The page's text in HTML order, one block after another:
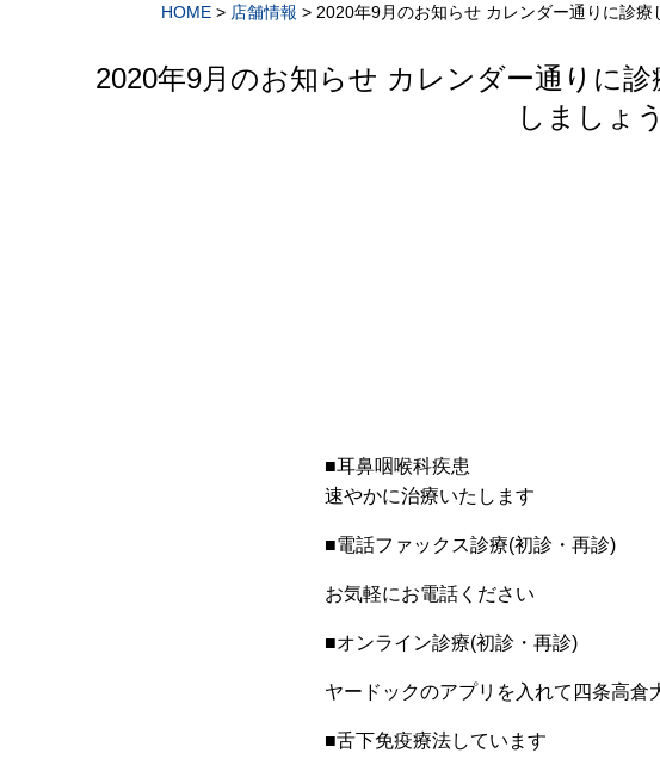
HOME > 店舗情報 > 2020年9月のお知らせ カレンダー通りに診
2020年9月のお知らせ カレンダー通りに
しましょ
■耳鼻咽喉科疾患
速やかに治療いたします
■電話ファックス診療(初診・再診)
お気軽にお電話ください
■オンライン診療(初診・再診)
ヤードックのアプリを入れて四条高
■舌下免疫療法しています